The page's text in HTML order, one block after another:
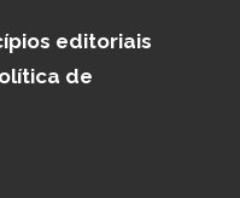
editoriais
de